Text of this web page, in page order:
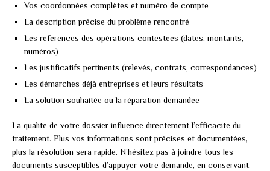
Vos coordonnées complètes et numéro de compte
La description précise du problème rencontré
Les références des opérations contestées (dates, montants,
numéros)
Les justificatifs pertinents (relevés, contrats, correspondances)
Les démarches déjà entreprises et leurs résultats
La solution souhaitée ou la réparation demandée
La qualité de votre dossier influence directement l’efficacité du
traitement. Plus vos informations sont précises et documentées,
plus la résolution sera rapide. N’hésitez pas à joindre tous les
documents susceptibles d’appuyer votre demande, en conservant